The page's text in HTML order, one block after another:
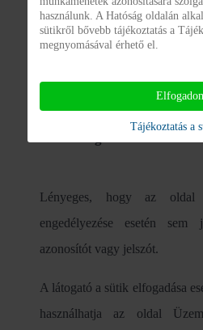
értesül, hogy a
került. A kényelmi sütit a kliens
Lényeges, hogy az oldal
engedélyezése esetén sem
azonosítót vagy jelszót.
A látogató a sütik elfogadása
használhatja az oldal
használunk. A Hatóság oldalán
sütikről bővebb tájékoztatás a
megnyomásával érhető el.
Tájékoztatás a